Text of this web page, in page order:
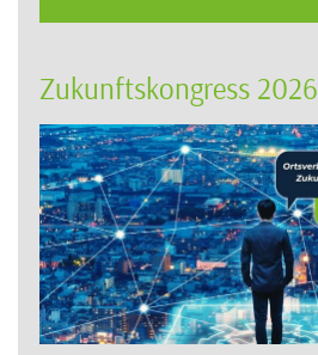
Zukunftskongress 2026